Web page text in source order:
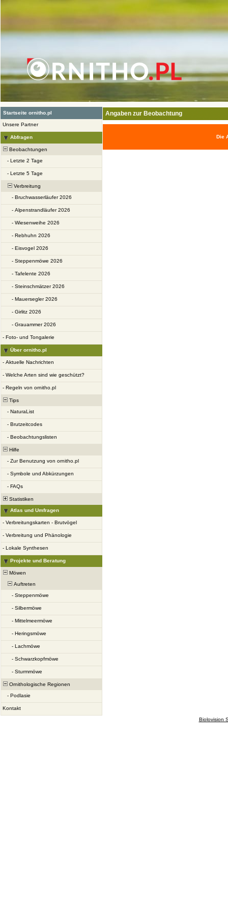
Startseite ornitho.pl
Unsere Partner
Abfragen
Beobachtungen
- Letzte 2 Tage
- Letzte 5 Tage
Verbreitung
- Bruchwasserläufer 2026
- Alpenstrandläufer 2026
- Wiesenweihe 2026
- Rebhuhn 2026
- Eisvogel 2026
- Steppenmöwe 2026
- Tafelente 2026
- Steinschmätzer 2026
- Mauersegler 2026
- Girlitz 2026
- Grauammer 2026
- Foto- und Tongalerie
Über ornitho.pl
- Aktuelle Nachrichten
- Welche Arten sind wie geschützt?
- Regeln von ornitho.pl
Tips
- NaturaList
- Brutzeitcodes
- Beobachtungslisten
Hilfe
- Zur Benutzung von ornitho.pl
- Symbole und Abkürzungen
- FAQs
Statistiken
Atlas und Umfragen
- Verbreitungskarten - Brutvögel
- Verbreitung und Phänologie
- Lokale Synthesen
Projekte und Beratung
Möwen
Auftreten
- Steppenmöwe
- Silbermöwe
- Mittelmeermöwe
- Heringsmöwe
- Lachmöwe
- Schwarzkopfmöwe
- Sturmmöwe
Ornithologische Regionen
- Podlasie
Kontakt
Angaben zur Beobachtung
Die
Biolovision